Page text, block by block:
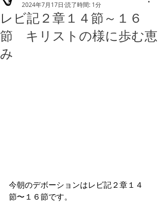
レビ記２章１４節～１６
節 キリストの様に歩む恵
み
2024年7月17日 読了時間: 1分
今朝のデボーションはレビ記２章１４
節〜１６節です。